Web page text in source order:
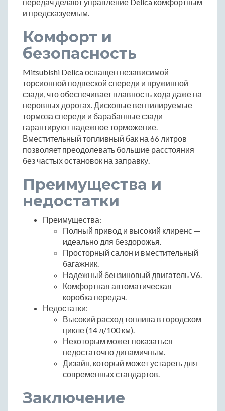
и предсказуемым.
Комфорт и
безопасность
Mitsubishi Delica оснащен независимой
торсионной подвеской спереди и пружинной
сзади, что обеспечивает плавность хода даже на
неровных дорогах. Дисковые вентилируемые
тормоза спереди и барабанные сзади
гарантируют надежное торможение.
Вместительный топливный бак на 66 литров
позволяет преодолевать большие расстояния
без частых остановок на заправку.
Преимущества и
недостатки
Преимущества:
Полный привод и высокий клиренс —
идеально для бездорожья.
Просторный салон и вместительный
багажник.
Надежный бензиновый двигатель V6.
Комфортная автоматическая
коробка передач.
Недостатки:
Высокий расход топлива в городском
цикле (14 л/100 км).
Некоторым может показаться
недостаточно динамичным.
Дизайн, который может устареть для
современных стандартов.
Заключение